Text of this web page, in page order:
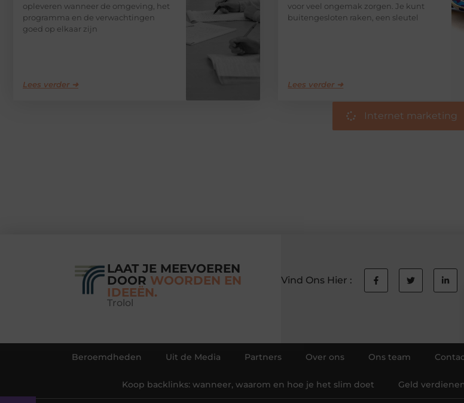
opleveren wanneer de omgeving, het
programma en de verwachtingen
goed op elkaar zijn
Lees verder ➜
voor veel ongemak zorgen. Je kunt
buitengesloten raken, een sleutel
Lees verder ➜
Internet marketing
LAAT JE MEEVOEREN
DOOR WOORDEN EN
IDEEËN.
Trolol
Vind Ons Hier :
Beroemdheden Uit de Media Partners Over ons Ons team
Koop backlinks: wanneer, waarom en hoe je het slim doet Geld